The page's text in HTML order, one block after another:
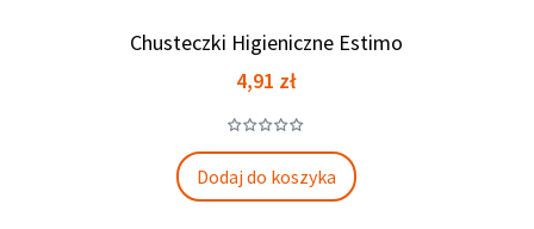
Chusteczki Higieniczne Estimo
Cena
4,91 zł
Dodaj do koszyka